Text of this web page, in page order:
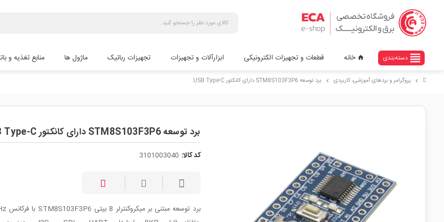
view_headline دسته‌بندی home خانه قطعات و تجهیزات الکترونیکی ابزارآلات و تجهیزات تجهیزات رباتیک ماژول ها منابع تغذیه و
chevron_right پروگرامر و بردهای آموزشی، کاربردی chevron_right برد توسعه STM8S103F3P6 دارای کانکتور USB Type-C
برد توسعه STM8S103F3P6 دارای کانکتور USB Type-C
کد کالا: 3101003040